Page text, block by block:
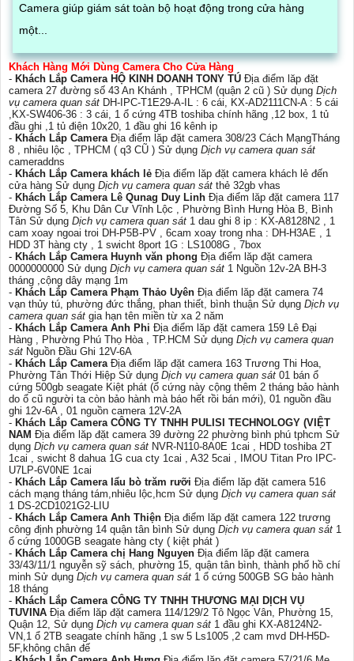
Camera giúp giám sát toàn bộ hoạt động trong cửa hàng
một...
Khách Hàng Mới Dùng Camera Cho Cửa Hàng
- Khách Lắp Camera HỘ KINH DOANH TONY TÚ Địa điểm lăp đặt
camera 27 đường số 43 An Khánh , TPHCM (quận 2 cũ ) Sử dụng Dịch
vụ camera quan sát DH-IPC-T1E29-A-IL : 6 cái, KX-AD2111CN-A : 5 cái
,KX-SW406-36 : 3 cái, 1 ổ cứng 4TB toshiba chính hãng ,12 box, 1 tủ
đầu ghi ,1 tủ điện 10x20, 1 đầu ghi 16 kênh ip
- Khách Lắp Camera Địa điểm lăp đặt camera 308/23 Cách MạngTháng
8 , nhiêu lộc , TPHCM ( q3 CŨ ) Sử dụng Dịch vụ camera quan sát
cameraddns
- Khách Lắp Camera khách lẻ Địa điểm lăp đặt camera khách lẻ đến
cửa hàng Sử dụng Dịch vụ camera quan sát thẻ 32gb vhas
- Khách Lắp Camera Lê Qunag Duy Linh Địa điểm lăp đặt camera 117
Đường Số 5, Khu Dân Cư Vĩnh Lộc , Phường Bình Hưng Hòa B, Bình
Tân Sử dụng Dịch vụ camera quan sát 1 dau ghi 8 ip : KX-A8128N2 , 1
cam xoay ngoai troi DH-P5B-PV , 6cam xoay trong nha : DH-H3AE , 1
HDD 3T hàng cty , 1 swicht 8port 1G : LS1008G , 7box
- Khách Lắp Camera Huynh văn phong Địa điểm lăp đặt camera
0000000000 Sử dụng Dịch vụ camera quan sát 1 Nguồn 12v-2A BH-3
tháng ,cộng dây mạng 1m
- Khách Lắp Camera Phạm Thảo Uyên Địa điểm lăp đặt camera 74
vạn thủy tú, phường đức thắng, phan thiết, bình thuận Sử dụng Dịch vụ
camera quan sát gia hạn tên miền từ xa 2 năm
- Khách Lắp Camera Anh Phi Địa điểm lăp đặt camera 159 Lê Đại
Hàng , Phường Phú Thọ Hòa , TP.HCM Sử dụng Dịch vụ camera quan
sát Nguồn Đầu Ghi 12V-6A
- Khách Lắp Camera Địa điểm lăp đặt camera 163 Trương Thi Hoa,
Phường Tân Thới Hiệp Sử dụng Dịch vụ camera quan sát 01 bán ổ
cứng 500gb seagate Kiệt phát (ổ cứng này cộng thêm 2 tháng bảo hành
do ổ cũ người ta còn bảo hành mà báo hết rồi bán mới), 01 nguồn đầu
ghi 12v-6A , 01 nguồn camera 12V-2A
- Khách Lắp Camera CÔNG TY TNHH PULISI TECHNOLOGY (VIỆT
NAM Địa điểm lăp đặt camera 39 đường 22 phường bình phú tphcm Sử
dụng Dịch vụ camera quan sát NVR-N110-8A0E 1cai , HDD toshiba 2T
1cai , swicht 8 dahua 1G cua cty 1cai , A32 5cai , IMOU Titan Pro IPC-
U7LP-6V0NE 1cai
- Khách Lắp Camera lẩu bò trăm rưỡi Địa điểm lăp đặt camera 516
cách mạng tháng tám,nhiêu lộc,hcm Sử dụng Dịch vụ camera quan sát
1 DS-2CD1021G2-LIU
- Khách Lắp Camera Anh Thiện Địa điểm lăp đặt camera 122 trương
công định phường 14 quận tân bình Sử dụng Dịch vụ camera quan sát 1
ổ cứng 1000GB seagate hàng cty ( kiệt phát )
- Khách Lắp Camera chị Hang Nguyen Địa điểm lăp đặt camera
33/43/11/1 nguyễn sỹ sách, phường 15, quận tân bình, thành phố hồ chí
minh Sử dụng Dịch vụ camera quan sát 1 ổ cứng 500GB SG bảo hành
18 tháng
- Khách Lắp Camera CÔNG TY TNHH THƯƠNG MẠI DỊCH VỤ
TUVINA Địa điểm lăp đặt camera 114/129/2 Tô Ngọc Vân, Phường 15,
Quận 12, Sử dụng Dịch vụ camera quan sát 1 đầu ghi KX-A8124N2-
VN,1 ổ 2TB seagate chính hãng ,1 sw 5 Ls1005 ,2 cam mvd DH-H5D-
5F,không chân đế